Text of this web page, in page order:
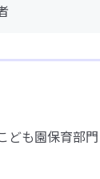
ども園保育部